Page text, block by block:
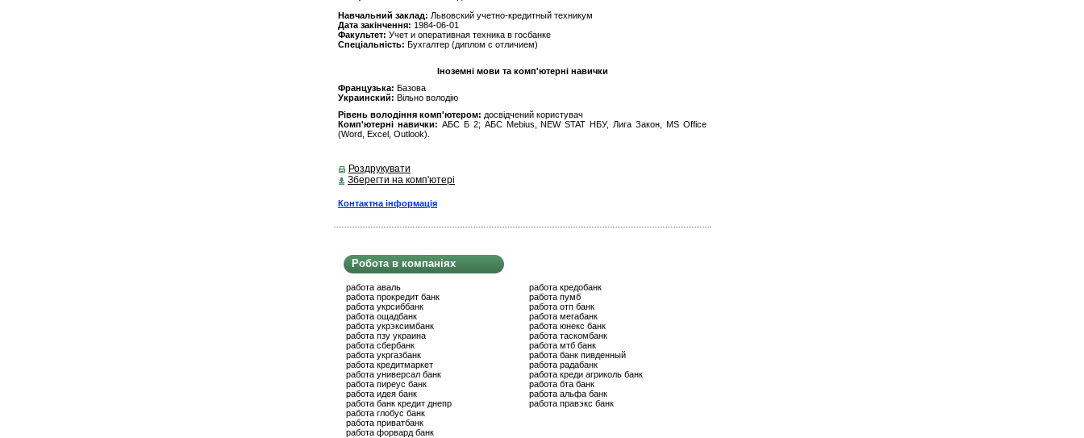
Навчальний заклад: Львовский учетно-кредитный техникум
Дата закінчення: 1984-06-01
Факультет: Учет и оперативная техника в госбанке
Спеціальність: Бухгалтер (диплом с отличием)
Іноземні мови та комп'ютерні навички
Французька: Базова
Украинский: Вільно володію
Рівень володіння комп'ютером: досвідчений користувач
Комп'ютерні навички: АБС Б 2; АБС Mebius, NEW STAT НБУ, Лигa Закон, MS Office
(Word, Excel, Outlook).
Роздрукувати
Зберегти на комп'ютері
Контактна інформація
Робота в компаніях
работа аваль
работа прокредит банк
работа укрсиббанк
работа ощадбанк
работа укрэксимбанк
работа пзу украина
работа сбербанк
работа укргазбанк
работа кредитмаркет
работа универсал банк
работа пиреус банк
работа идея банк
работа банк кредит днепр
работа глобус банк
работа приватбанк
работа форвард банк
работа кредобанк
работа пумб
работа отп банк
работа мегабанк
работа юнекс банк
работа таскомбанк
работа мтб банк
работа банк пивденный
работа радабанк
работа креди агриколь банк
работа бта банк
работа альфа банк
работа правэкс банк